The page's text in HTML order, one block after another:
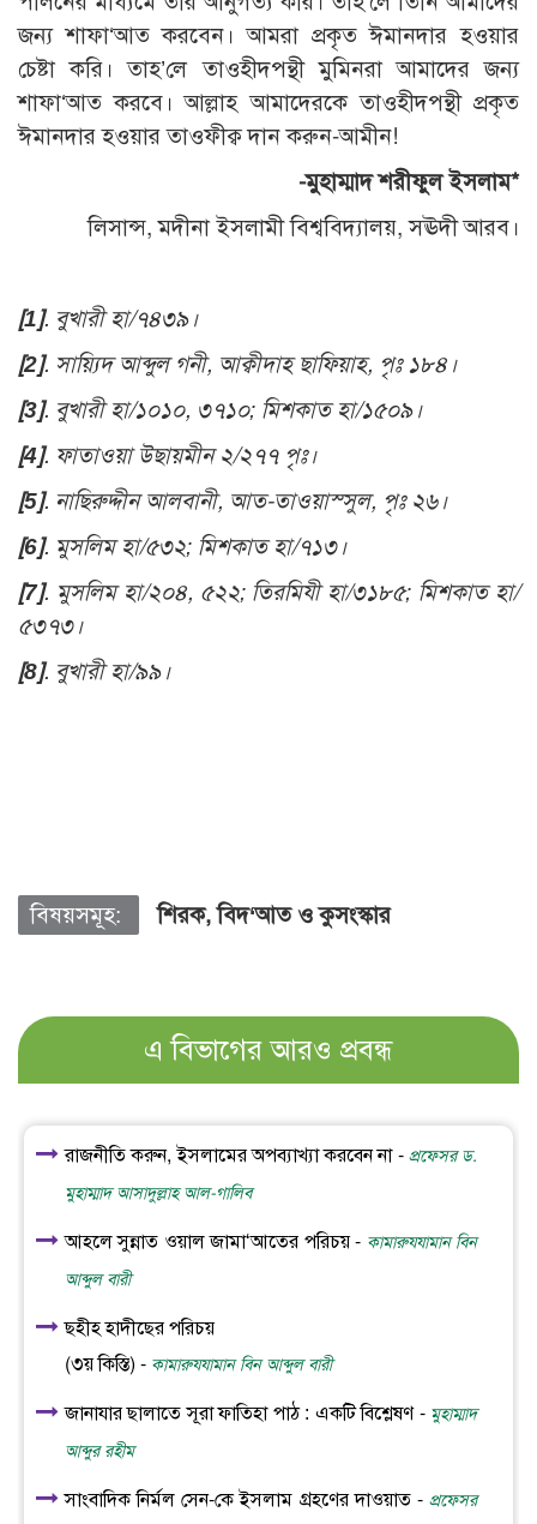
জন্য শাফা‘আত করবেন। আমরা প্রকৃত ঈমানদার হওয়ার
চেষ্টা করি। তাহ’লে তাওহীদপন্থী মুমিনরা আমাদের জন্য
শাফা‘আত করবে। আল্লাহ আমাদেরকে তাওহীদপন্থী প্রকৃত
ঈমানদার হওয়ার তাওফীক্ব দান করুন-আমীন!
-মুহাম্মাদ শরীফুল ইসলাম*
লিসান্স, মদীনা ইসলামী বিশ্ববিদ্যালয়, সঊদী আরব।
[1]. বুখারী হা/৭৪৩৯।
[2]. সায়্যিদ আব্দুল গনী, আক্বীদাহ ছাফিয়াহ, পৃঃ ১৮৪।
[3]. বুখারী হা/১০১০, ৩৭১০; মিশকাত হা/১৫০৯।
[4]. ফাতাওয়া উছায়মীন ২/২৭৭ পৃঃ।
[5]. নাছিরুদ্দীন আলবানী, আত-তাওয়াস্সুল, পৃঃ ২৬।
[6]. মুসলিম হা/৫৩২; মিশকাত হা/৭১৩।
[7]. মুসলিম হা/২০৪, ৫২২; তিরমিযী হা/৩১৮৫; মিশকাত হা/
৫৩৭৩।
[8]. বুখারী হা/৯৯।
বিষয়সমূহ: শিরক, বিদ‘আত ও কুসংস্কার
এ বিভাগের আরও প্রবন্ধ
রাজনীতি করুন, ইসলামের অপব্যাখ্যা করবেন না - প্রফেসর ড.
মুহাম্মাদ আসাদুল্লাহ আল-গালিব
আহলে সুন্নাত ওয়াল জামা‘আতের পরিচয় - কামারুযযামান বিন
আব্দুল বারী
ছহীহ হাদীছের পরিচয়
(৩য় কিস্তি) - কামারুযযামান বিন আব্দুল বারী
জানাযার ছালাতে সূরা ফাতিহা পাঠ : একটি বিশ্লেষণ - মুহাম্মাদ
আব্দুর রহীম
সাংবাদিক নির্মল সেন-কে ইসলাম গ্রহণের দাওয়াত - প্রফেসর